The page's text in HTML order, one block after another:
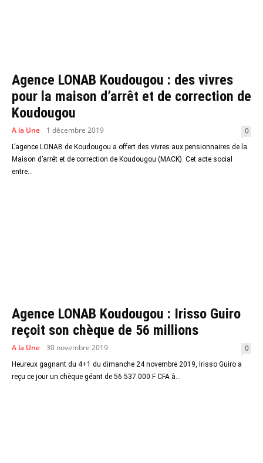
Agence LONAB Koudougou : des vivres
pour la maison d’arrêt et de correction de
Koudougou
A la Une 1 décembre 2019 0
L’agence LONAB de Koudougou a offert des vivres aux pensionnaires de la
Maison d’arrêt et de correction de Koudougou (MACK). Cet acte social
entre...
Agence LONAB Koudougou : Irisso Guiro
reçoit son chèque de 56 millions
A la Une 30 novembre 2019 0
Heureux gagnant du 4+1 du dimanche 24 novembre 2019, Irisso Guiro a
reçu ce jour un chèque géant de 56 537 000 F CFA à...